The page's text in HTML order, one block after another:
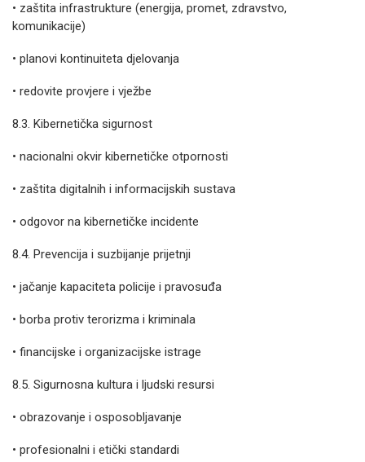
• zaštita infrastrukture (energija, promet, zdravstvo,
komunikacije)
• planovi kontinuiteta djelovanja
• redovite provjere i vježbe
8.3. Kibernetička sigurnost
• nacionalni okvir kibernetičke otpornosti
• zaštita digitalnih i informacijskih sustava
• odgovor na kibernetičke incidente
8.4. Prevencija i suzbijanje prijetnji
• jačanje kapaciteta policije i pravosuđa
• borba protiv terorizma i kriminala
• financijske i organizacijske istrage
8.5. Sigurnosna kultura i ljudski resursi
• obrazovanje i osposobljavanje
• profesionalni i etički standardi